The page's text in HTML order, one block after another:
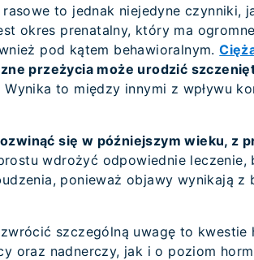
to jednak niejedyne czynniki,
okres prenatalny, który ma
pod kątem behawioralnym.
przeżycia może urodzić
Wynika to między innymi z wpływu
się w późniejszym wieku, z
wdrożyć odpowiednie leczenie,
ponieważ objawy wynikają z
szczególną uwagę to kwestie
oraz nadnerczy, jak i o poziom